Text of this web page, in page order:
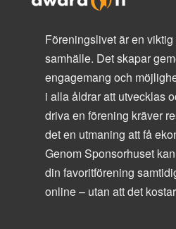
Föreningslivet är en
samhälle. Det skapar
engagemang och
i alla åldrar att utvecklas
driva en förening kräver
det en utmaning att få
Genom Sponsorhuset
din favoritförening
online – utan att det